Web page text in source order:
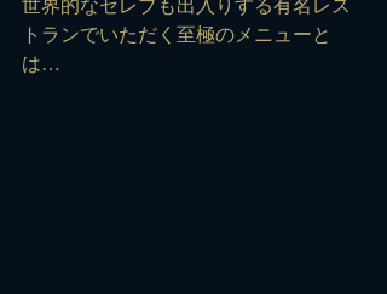
世界的なセレブも出入りする有名レス
トランでいただく至極のメニューと
は…